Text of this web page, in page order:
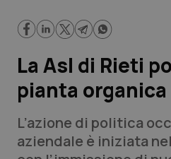
Lavoro e Professioni
Scienza e Farmaci
La Asl di Rieti
pianta organica
L’azione di politica
aziendale è iniziata